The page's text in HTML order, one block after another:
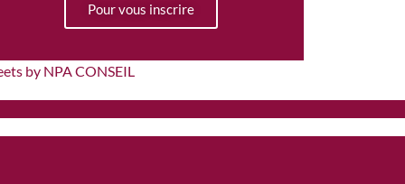
Pour vous inscrire
by NPA CONSEIL